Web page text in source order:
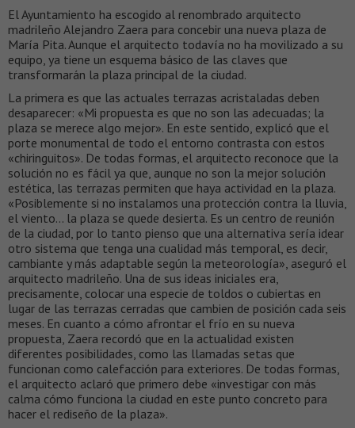
El Ayuntamiento ha escogido al renombrado arquitecto
madrileño Alejandro Zaera para concebir una nueva plaza de
María Pita. Aunque el arquitecto todavía no ha movilizado a su
equipo, ya tiene un esquema básico de las claves que
transformarán la plaza principal de la ciudad.
La primera es que las actuales terrazas acristaladas deben
desaparecer: «Mi propuesta es que no son las adecuadas; la
plaza se merece algo mejor». En este sentido, explicó que el
porte monumental de todo el entorno contrasta con estos
«chiringuitos». De todas formas, el arquitecto reconoce que la
solución no es fácil ya que, aunque no son la mejor solución
estética, las terrazas permiten que haya actividad en la plaza.
«Posiblemente si no instalamos una protección contra la lluvia,
el viento… la plaza se quede desierta. Es un centro de reunión
de la ciudad, por lo tanto pienso que una alternativa sería idear
otro sistema que tenga una cualidad más temporal, es decir,
cambiante y más adaptable según la meteorología», aseguró el
arquitecto madrileño. Una de sus ideas iniciales era,
precisamente, colocar una especie de toldos o cubiertas en
lugar de las terrazas cerradas que cambien de posición cada seis
meses. En cuanto a cómo afrontar el frío en su nueva
propuesta, Zaera recordó que en la actualidad existen
diferentes posibilidades, como las llamadas setas que
funcionan como calefacción para exteriores. De todas formas,
el arquitecto aclaró que primero debe «investigar con más
calma cómo funciona la ciudad en este punto concreto para
hacer el rediseño de la plaza».